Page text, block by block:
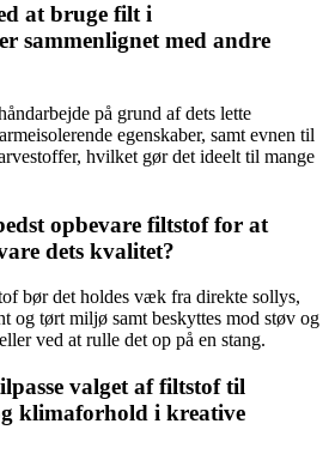
at bruge filt i
sammenlignet med andre
på grund af dets lette
egenskaber, samt evnen til
hvilket gør det ideelt til mange
opbevare filtstof for at
dets kvalitet?
bør det holdes væk fra direkte sollys,
og tørt miljø samt beskyttes mod støv og
ved at rulle det op på en stang.
valget af filtstof til
klimaforhold i kreative